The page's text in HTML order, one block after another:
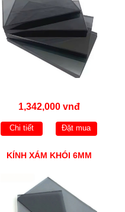
1,342,000 vnđ
Chi tiết Đặt mua
KÍNH XÁM KHÓI 6MM